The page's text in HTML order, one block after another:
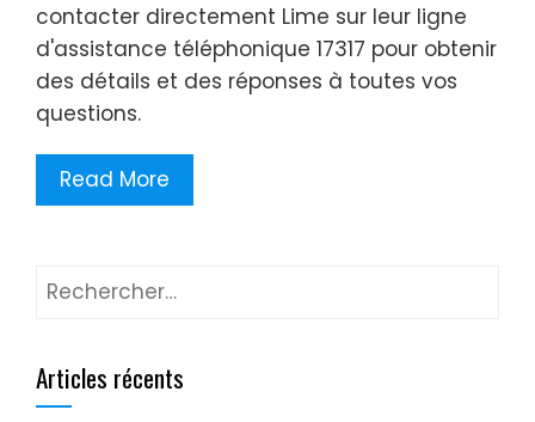
contacter directement Lime sur leur ligne
d'assistance téléphonique 17317 pour obtenir
des détails et des réponses à toutes vos
questions.
Read More
Articles récents